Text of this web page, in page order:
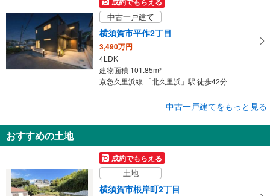
中古一戸建て
横須賀市平作2丁目
3,490万円
4LDK
建物面積 101.85m2
京急久里浜線 「北久里浜」駅 徒歩42分
3,699万円
4LDK
建物面積 107.22m
京急久里浜線 「北久里浜」駅 徒歩38分
中古一戸建てをもっと見る
おすすめの土地
成約でもらえる
土地
横須賀市根岸町2丁目